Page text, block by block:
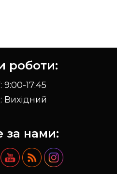
роботи:
17:45
за нами: